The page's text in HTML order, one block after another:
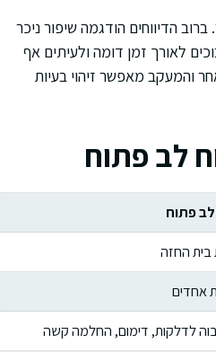
הדיווחים הודגמה שיפור ניכר
לאורך זמן דומה ולעיתים אף
והמעקב מאפשר זיהוי בעיות
לב פתוח
לב פתוח
בית החזה
אחדים
לדלקות, דימום, החלמה קשה